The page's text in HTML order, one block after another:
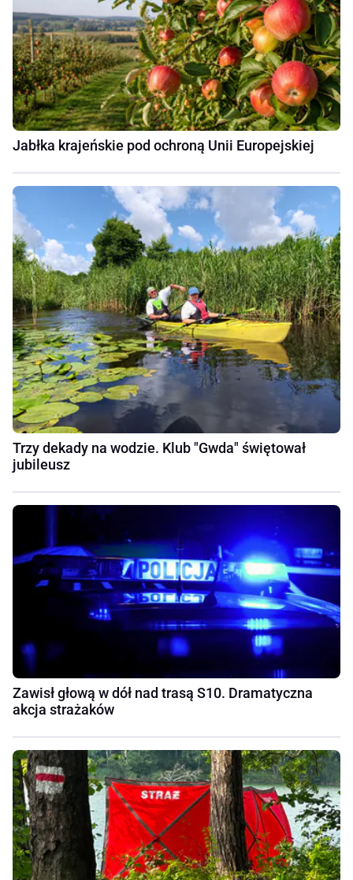
Jabłka krajeńskie pod ochroną Unii Europejskiej
Trzy dekady na wodzie. Klub "Gwda" świętował
jubileusz
Zawisł głową w dół nad trasą S10. Dramatyczna
akcja strażaków